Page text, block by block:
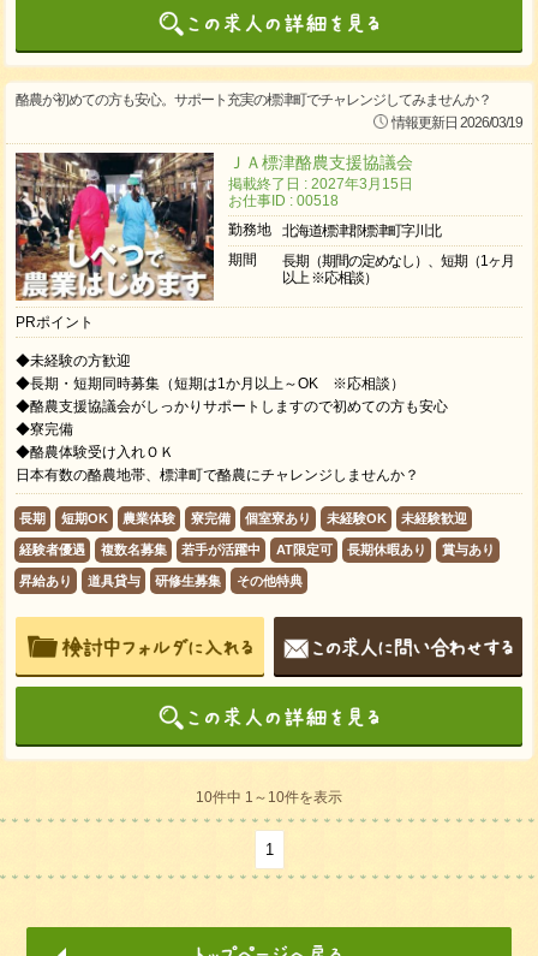
酪農が初めての方も安心。サポート充実の標津町でチャレンジしてみませんか？
情報更新日 2026/03/19
ＪＡ標津酪農支援協議会
掲載終了日 : 2027年3月15日
お仕事ID : 00518
勤務地
北海道標津郡標津町字川北
期間
長期（期間の定めなし）、短期（1ヶ月
以上 ※応相談）
PRポイント
◆未経験の方歓迎
◆長期・短期同時募集（短期は1か月以上～OK ※応相談）
◆酪農支援協議会がしっかりサポートしますので初めての方も安心
◆寮完備
◆酪農体験受け入れＯＫ
日本有数の酪農地帯、標津町で酪農にチャレンジしませんか？
長期 短期OK 農業体験 寮完備 個室寮あり 未経験OK 未経験歓迎
経験者優遇 複数名募集 若手が活躍中 AT限定可 長期休暇あり 賞与あり
昇給あり 道具貸与 研修生募集 その他特典
10件中 1～10件を表示
1